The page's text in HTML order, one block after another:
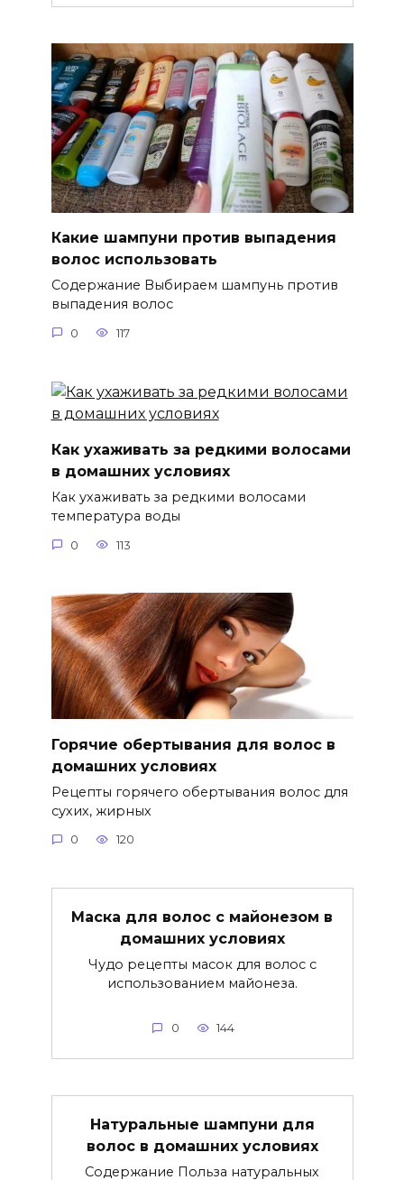
Какие шампуни против выпадения
волос использовать
Содержание Выбираем шампунь против
выпадения волос
0 117
Как ухаживать за редкими волосами
в домашних условиях
Как ухаживать за редкими волосами
температура воды
0 113
Горячие обертывания для волос в
домашних условиях
Рецепты горячего обертывания волос для
сухих, жирных
0 120
Маска для волос с майонезом в
домашних условиях
Чудо рецепты масок для волос с
использованием майонеза.
0 144
Натуральные шампуни для
волос в домашних условиях
Содержание Польза натуральных